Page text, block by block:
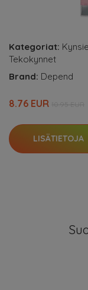
Kategoriat:
Tekokynnet
Brand: Depend
8.76 EUR
LISÄTIETOJA